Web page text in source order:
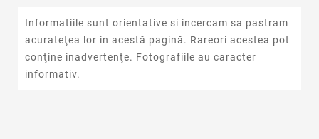
Informatiile sunt orientative si incercam sa pastram
acurateţea lor in acestă pagină. Rareori acestea pot
conţine inadvertenţe. Fotografiile au caracter
informativ.